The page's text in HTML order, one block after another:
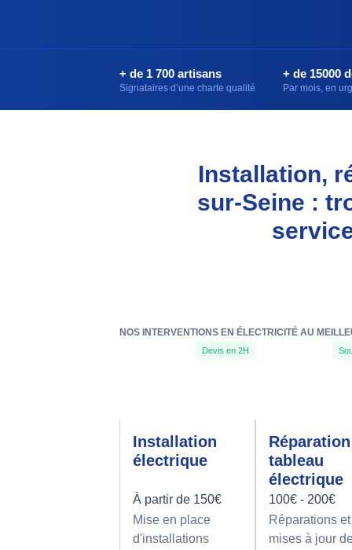
+ de 1 700 artisans
Signataires d’une charte qualité
+ de 15000
Par mois, en
Installation,
sur-Seine :
NOS INTERVENTIONS EN ÉLECTRICITÉ AU
Devis en 2H
Installation
électrique
À partir de 150€
Mise en place
d'installations
Réparation
tableau
électrique
100€ - 200€
Réparations et
mises à jour